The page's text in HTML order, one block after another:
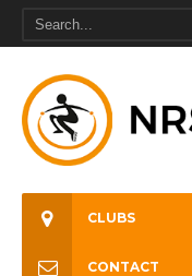
CLUBS
CONTACT